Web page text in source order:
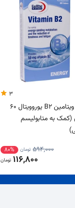
3
قرص ویتامین B2 یوروویتال 60
به متابولیسم
594,000 تومان 80%
116,800 تومان